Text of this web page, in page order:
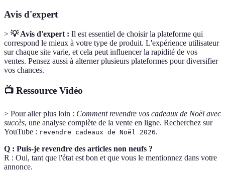
Avis d'expert
> 💡 Avis d'expert : Il est essentiel de choisir la plateforme qui
correspond le mieux à votre type de produit. L'expérience utilisateur
sur chaque site varie, et cela peut influencer la rapidité de vos
ventes. Pensez aussi à alterner plusieurs plateformes pour diversifier
vos chances.
📺 Ressource Vidéo
> Pour aller plus loin : Comment revendre vos cadeaux de Noël avec
succès, une analyse complète de la vente en ligne. Recherchez sur
YouTube : revendre cadeaux de Noël 2026.
Q : Puis-je revendre des articles non neufs ?
R : Oui, tant que l'état est bon et que vous le mentionnez dans votre
annonce.